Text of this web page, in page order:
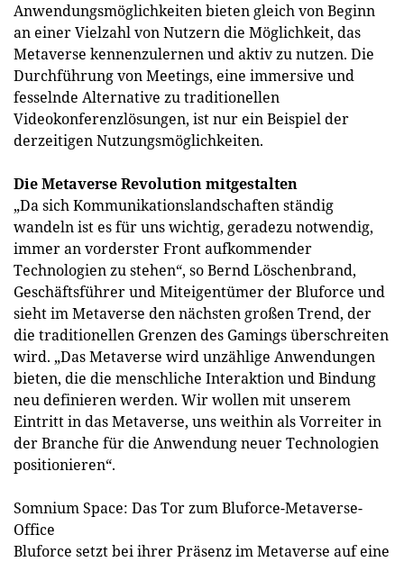
Anwendungsmöglichkeiten bieten gleich von Beginn
an einer Vielzahl von Nutzern die Möglichkeit, das
Metaverse kennenzulernen und aktiv zu nutzen. Die
Durchführung von Meetings, eine immersive und
fesselnde Alternative zu traditionellen
Videokonferenzlösungen, ist nur ein Beispiel der
derzeitigen Nutzungsmöglichkeiten.
Die Metaverse Revolution mitgestalten
„Da sich Kommunikationslandschaften ständig
wandeln ist es für uns wichtig, geradezu notwendig,
immer an vorderster Front aufkommender
Technologien zu stehen“, so Bernd Löschenbrand,
Geschäftsführer und Miteigentümer der Bluforce und
sieht im Metaverse den nächsten großen Trend, der
die traditionellen Grenzen des Gamings überschreiten
wird. „Das Metaverse wird unzählige Anwendungen
bieten, die die menschliche Interaktion und Bindung
neu definieren werden. Wir wollen mit unserem
Eintritt in das Metaverse, uns weithin als Vorreiter in
der Branche für die Anwendung neuer Technologien
positionieren“.
Somnium Space: Das Tor zum Bluforce-Metaverse-
Office
Bluforce setzt bei ihrer Präsenz im Metaverse auf eine